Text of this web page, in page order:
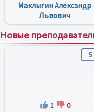
Маклыгин Александр
Львович
Новые
5
1 0